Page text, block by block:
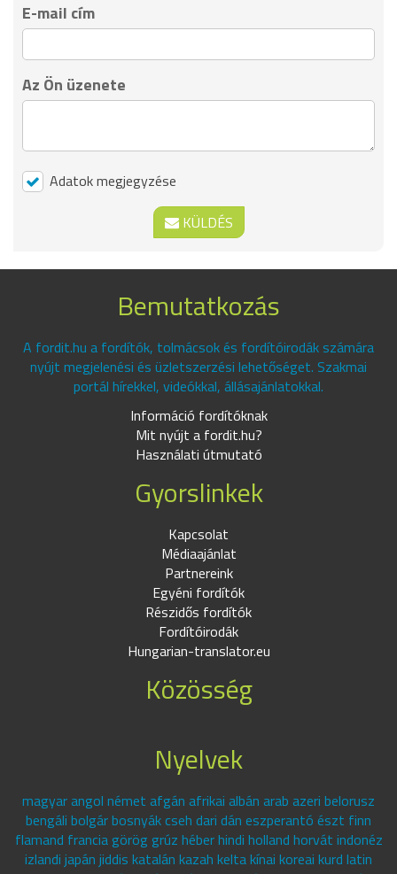
E-mail cím
Az Ön üzenete
Adatok megjegyzése
KÜLDÉS
Bemutatkozás
A fordit.hu a fordítók, tolmácsok és fordítóirodák számára
nyújt megjelenési és üzletszerzési lehetőséget. Szakmai
portál hírekkel, videókkal, állásajánlatokkal.
Információ fordítóknak
Mit nyújt a fordit.hu?
Használati útmutató
Gyorslinkek
Kapcsolat
Médiaajánlat
Partnereink
Egyéni fordítók
Részidős fordítók
Fordítóirodák
Hungarian-translator.eu
Közösség
Nyelvek
magyar angol német afgán afrikai albán arab azeri belorusz
bengáli bolgár bosnyák cseh dari dán eszperantó észt finn
flamand francia görög grúz héber hindi holland horvát indonéz
izlandi japán jiddis katalán kazah kelta kínai koreai kurd latin